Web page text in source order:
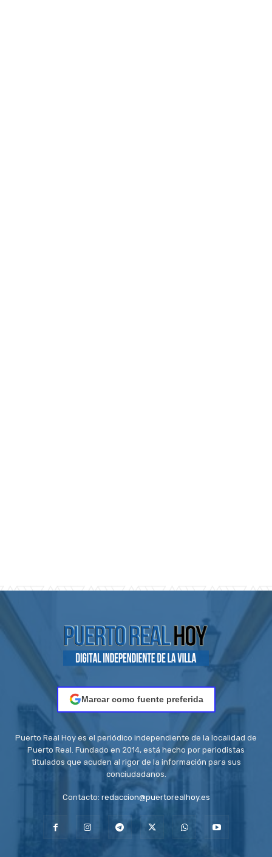
Marcar como fuente preferida
Puerto Real Hoy es el periódico independiente de la localidad de
Puerto Real. Fundado en 2014, está hecho por periodistas
titulados que acuden al rigor de la información para sus
conciudadanos.
Contacto: redaccion@puertorealhoy.es